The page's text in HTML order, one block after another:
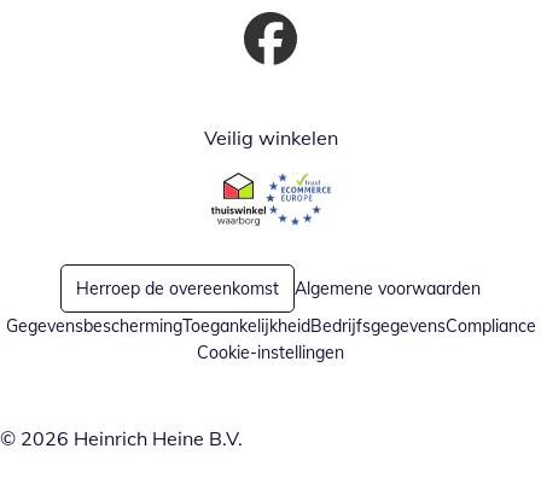
Opent in nieuw venster
Veilig winkelen
Opent in nieuw venster
Opent in nieuw venster
Herroep de overeenkomst
Algemene voorwaarden
GegevensbeschermingToegankelijkheidBedrijfsgegevensCompliance
Cookie-instellingen
© 2026 Heinrich Heine B.V.